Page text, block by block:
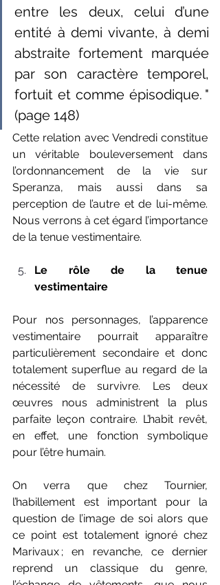
entre les deux, celui d’une
entité à demi vivante, à demi
abstraite fortement marquée
par son caractère temporel,
fortuit et comme épisodique. "
(page 148)
Cette relation avec Vendredi constitue
un véritable bouleversement dans
l’ordonnancement de la vie sur
Speranza, mais aussi dans sa
perception de l’autre et de lui-même.
Nous verrons à cet égard l’importance
de la tenue vestimentaire.
Le rôle de la tenue
vestimentaire
Pour nos personnages, l’apparence
vestimentaire pourrait apparaître
particulièrement secondaire et donc
totalement superflue au regard de la
nécessité de survivre. Les deux
œuvres nous administrent la plus
parfaite leçon contraire. L’habit revêt,
en effet, une fonction symbolique
pour l’être humain.
On verra que chez Tournier,
l’habillement est important pour la
question de l’image de soi alors que
ce point est totalement ignoré chez
Marivaux ; en revanche, ce dernier
reprend un classique du genre,